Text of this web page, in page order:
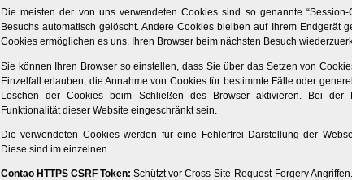
Die meisten der von uns verwendeten Cookies sind so genannte
Besuchs automatisch gelöscht. Andere Cookies bleiben auf Ihrem Endgerät
Cookies ermöglichen es uns, Ihren Browser beim nächsten Besuch
Sie können Ihren Browser so einstellen, dass Sie über das Setzen von
Einzelfall erlauben, die Annahme von Cookies für bestimmte Fälle oder
Löschen der Cookies beim Schließen des Browser aktivieren. Bei der
Funktionalität dieser Website eingeschränkt sein.
Die verwendeten Cookies werden für eine Fehlerfrei Darstellung der
Diese sind im einzelnen
Contao HTTPS CSRF Token: Schützt vor Cross-Site-Request-Forgery Angriffen.